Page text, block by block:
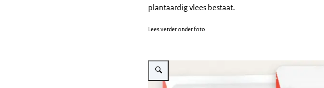
plantaardig vlees bestaat.
Lees verder onder foto
Vergroot afbeelding Producten van Omnipork